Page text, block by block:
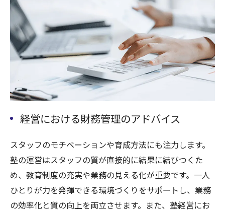
経営における財務管理のアドバイス
スタッフのモチベーションや育成方法にも注力します。
塾の運営はスタッフの質が直接的に結果に結びつくた
め、教育制度の充実や業務の見える化が重要です。一人
ひとりが力を発揮できる環境づくりをサポートし、業務
の効率化と質の向上を両立させます。また、塾経営にお